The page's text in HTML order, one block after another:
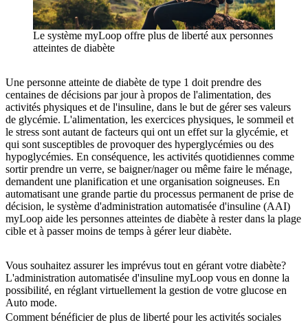
Le système myLoop offre plus de liberté aux personnes
atteintes de diabète
Une personne atteinte de diabète de type 1 doit prendre des
centaines de décisions par jour à propos de l'alimentation, des
activités physiques et de l'insuline, dans le but de gérer ses valeurs
de glycémie. L'alimentation, les exercices physiques, le sommeil et
le stress sont autant de facteurs qui ont un effet sur la glycémie, et
qui sont susceptibles de provoquer des hyperglycémies ou des
hypoglycémies. En conséquence, les activités quotidiennes comme
sortir prendre un verre, se baigner/nager ou même faire le ménage,
demandent une planification et une organisation soigneuses. En
automatisant une grande partie du processus permanent de prise de
décision, le système d'administration automatisée d'insuline (AAI)
myLoop aide les personnes atteintes de diabète à rester dans la plage
cible et à passer moins de temps à gérer leur diabète.
Vous souhaitez assurer les imprévus tout en gérant votre diabète?
L'administration automatisée d'insuline myLoop vous en donne la
possibilité, en réglant virtuellement la gestion de votre glucose en
Auto mode.
Comment bénéficier de plus de liberté pour les activités sociales